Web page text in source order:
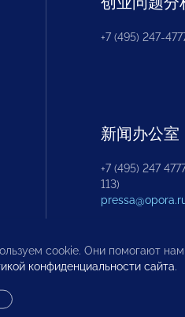
+7 (495) 247-
新闻办公室
+7 (495) 247
113)
cookie. Они помогают нам
конфиденциальности сайта.